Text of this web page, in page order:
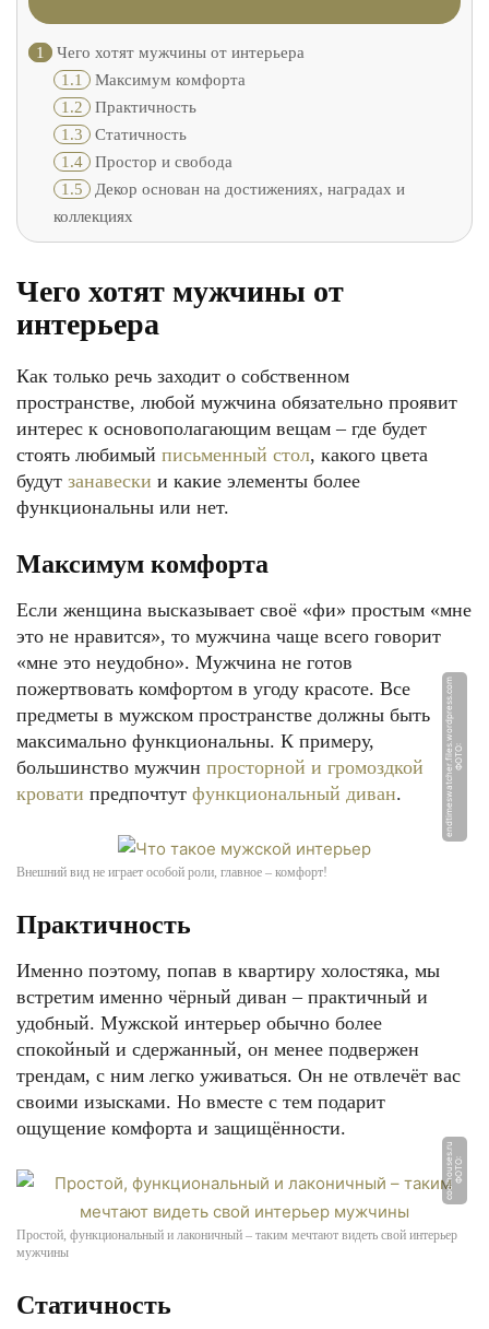
1
Чего хотят мужчины от интерьера
1.1 Максимум комфорта
1.2 Практичность
1.3 Статичность
1.4 Простор и свобода
1.5 Декор основан на достижениях, наградах и
коллекциях
Чего хотят мужчины от
интерьера
Как только речь заходит о собственном
пространстве, любой мужчина обязательно проявит
интерес к основополагающим вещам – где будет
стоять любимый письменный стол, какого цвета
будут занавески и какие элементы более
функциональны или нет.
Максимум комфорта
Если женщина высказывает своё «фи» простым «мне
это не нравится», то мужчина чаще всего говорит
«мне это неудобно». Мужчина не готов
пожертвовать комфортом в угоду красоте. Все
предметы в мужском пространстве должны быть
максимально функциональны. К примеру,
большинство мужчин просторной и громоздкой
кровати предпочтут функциональный диван.
Ф
О
Т
О:
e
n
d
ti
m
e
s
w
a
t
c
h
e
r.
fil
e
s.
w
o
r
d
p
r
e
s
s.
c
o
m
Внешний вид не играет особой роли, главное – комфорт!
Практичность
Именно поэтому, попав в квартиру холостяка, мы
встретим именно чёрный диван – практичный и
удобный. Мужской интерьер обычно более
спокойный и сдержанный, он менее подвержен
трендам, с ним легко уживаться. Он не отвлечёт вас
своими изысками. Но вместе с тем подарит
ощущение комфорта и защищённости.
Ф
О
Т
О:
c
o
ol
h
o
u
s
e
s.
r
u
Простой, функциональный и лаконичный – таким мечтают видеть свой интерьер
мужчины
Статичность